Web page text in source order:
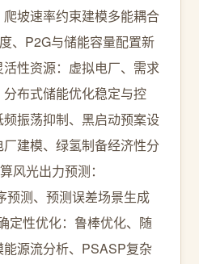
坡速率约束建模多能耦合
、P2G与储能容量配置新
性资源：虚拟电厂、需求
布式储能优化稳定与控
振荡抑制、黑启动预案设
建模、绿氢制备经济性分
风光出力预测：
预测、预测误差场景生成
定性优化：鲁棒优化、随
源流分析、PSASP复杂